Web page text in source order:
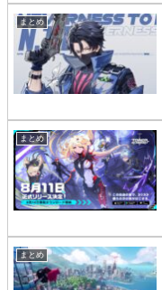
まとめ
まとめ
まとめ